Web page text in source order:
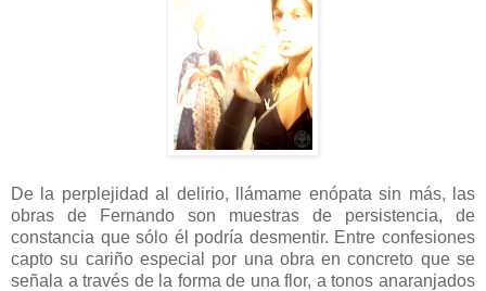
De la perplejidad al delirio, llámame enópata sin más, las
obras de Fernando son muestras de persistencia, de
constancia que sólo él podría desmentir. Entre confesiones
capto su cariño especial por una obra en concreto que se
señala a través de la forma de una flor, a tonos anaranjados